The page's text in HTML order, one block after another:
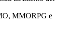
MMORPG e